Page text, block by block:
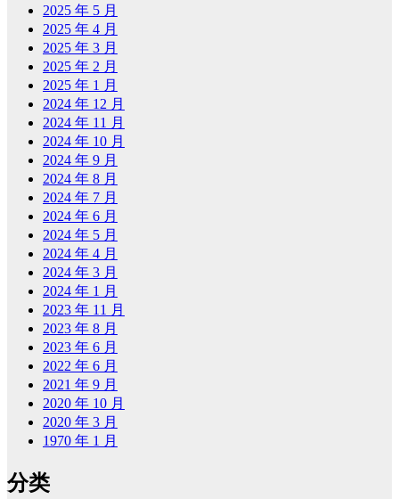
2025 年 5 月
2025 年 4 月
2025 年 3 月
2025 年 2 月
2025 年 1 月
2024 年 12 月
2024 年 11 月
2024 年 10 月
2024 年 9 月
2024 年 8 月
2024 年 7 月
2024 年 6 月
2024 年 5 月
2024 年 4 月
2024 年 3 月
2024 年 1 月
2023 年 11 月
2023 年 8 月
2023 年 6 月
2022 年 6 月
2021 年 9 月
2020 年 10 月
2020 年 3 月
1970 年 1 月
分类